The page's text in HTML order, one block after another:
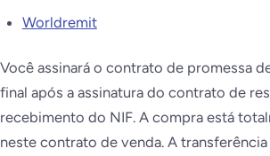
Worldremit
Você assinará o contrato de promessa
final após a assinatura do contrato de
recebimento do NIF. A compra está
neste contrato de venda. A